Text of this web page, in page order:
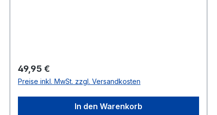
Regulärer Preis:
49,95 €
Preise inkl. MwSt. zzgl. Versandkosten
In den Warenkorb